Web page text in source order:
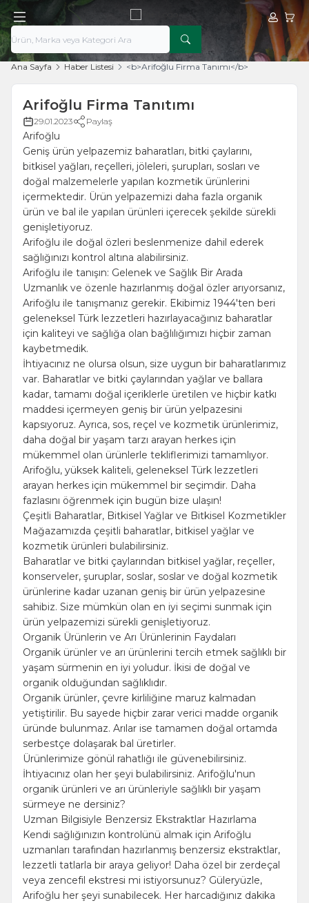
Hesabım
Ana Sayfa Haber Listesi <b>Arifoğlu Firma Tanımı</b>
Arifoğlu Firma Tanıtımı
29.01.2023 Paylaş
Arifoğlu
Geniş ürün yelpazemiz baharatları, bitki çaylarını,
bitkisel yağları, reçelleri, jöleleri, şurupları, sosları ve
doğal malzemelerle yapılan kozmetik ürünlerini
içermektedir. Ürün yelpazemizi daha fazla organik
ürün ve bal ile yapılan ürünleri içerecek şekilde sürekli
genişletiyoruz.
Arifoğlu ile doğal özleri beslenmenize dahil ederek
sağlığınızı kontrol altına alabilirsiniz.
Arifoğlu ile tanışın: Gelenek ve Sağlık Bir Arada
Uzmanlık ve özenle hazırlanmış doğal özler arıyorsanız,
Arifoğlu ile tanışmanız gerekir. Ekibimiz 1944'ten beri
geleneksel Türk lezzetleri hazırlayacağınız baharatlar
için kaliteyi ve sağlığa olan bağlılığımızı hiçbir zaman
kaybetmedik.
İhtiyacınız ne olursa olsun, size uygun bir baharatlarımız
var. Baharatlar ve bitki çaylarından yağlar ve ballara
kadar, tamamı doğal içeriklerle üretilen ve hiçbir katkı
maddesi içermeyen geniş bir ürün yelpazesini
kapsıyoruz. Ayrıca, sos, reçel ve kozmetik ürünlerimiz,
daha doğal bir yaşam tarzı arayan herkes için
mükemmel olan ürünlerle tekliflerimizi tamamlıyor.
Arifoğlu, yüksek kaliteli, geleneksel Türk lezzetleri
arayan herkes için mükemmel bir seçimdir. Daha
fazlasını öğrenmek için bugün bize ulaşın!
Çeşitli Baharatlar, Bitkisel Yağlar ve Bitkisel Kozmetikler
Mağazamızda çeşitli baharatlar, bitkisel yağlar ve
kozmetik ürünleri bulabilirsiniz.
Baharatlar ve bitki çaylarından bitkisel yağlar, reçeller,
konserveler, şuruplar, soslar, soslar ve doğal kozmetik
ürünlerine kadar uzanan geniş bir ürün yelpazesine
sahibiz. Size mümkün olan en iyi seçimi sunmak için
ürün yelpazemizi sürekli genişletiyoruz.
Organik Ürünlerin ve Arı Ürünlerinin Faydaları
Organik ürünler ve arı ürünlerini tercih etmek sağlıklı bir
yaşam sürmenin en iyi yoludur. İkisi de doğal ve
organik olduğundan sağlıklıdır.
Organik ürünler, çevre kirliliğine maruz kalmadan
yetiştirilir. Bu sayede hiçbir zarar verici madde organik
üründe bulunmaz. Arılar ise tamamen doğal ortamda
serbestçe dolaşarak bal üretirler.
Ürünlerimize gönül rahatlığı ile güvenebilirsiniz.
İhtiyacınız olan her şeyi bulabilirsiniz. Arifoğlu'nun
organik ürünleri ve arı ürünleriyle sağlıklı bir yaşam
sürmeye ne dersiniz?
Uzman Bilgisiyle Benzersiz Ekstraktlar Hazırlama
Kendi sağlığınızın kontrolünü almak için Arifoğlu
uzmanları tarafından hazırlanmış benzersiz ekstraktlar,
lezzetli tatlarla bir araya geliyor! Daha özel bir zerdeçal
veya zencefil ekstresi mi istiyorsunuz? Güleryüzle,
Arifoğlu her şeyi sunabilecek. Her harcadığınız dakika